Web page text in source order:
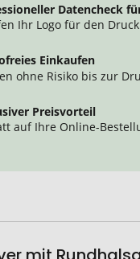
Datencheck
Ihr Logo für den Druck
Einkaufen
ohne Risiko bis zur
Preisvorteil
auf Ihre Online-